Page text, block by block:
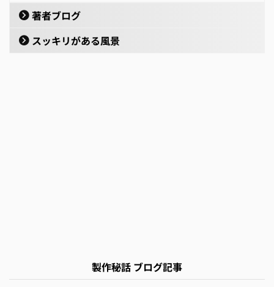
著者ブログ
スッキリがある風景
製作秘話 ブログ記事